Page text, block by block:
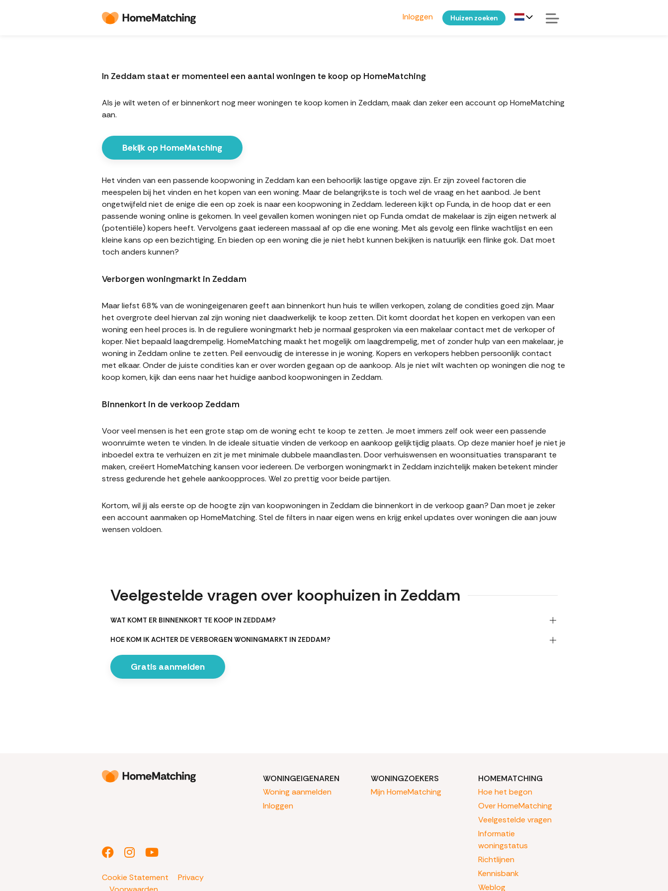
Inloggen Huizen zoeken
In Zeddam staat er momenteel een aantal woningen te koop op HomeMatching
Als je wilt weten of er binnenkort nog meer woningen te koop komen in Zeddam, maak dan zeker een account op HomeMatching
aan.
Bekijk op HomeMatching
Het vinden van een passende koopwoning in Zeddam kan een behoorlijk lastige opgave zijn. Er zijn zoveel factoren die
meespelen bij het vinden en het kopen van een woning. Maar de belangrijkste is toch wel de vraag en het aanbod. Je bent
ongetwijfeld niet de enige die een op zoek is naar een koopwoning in Zeddam. Iedereen kijkt op Funda, in de hoop dat er een
passende woning online is gekomen. In veel gevallen komen woningen niet op Funda omdat de makelaar is zijn eigen netwerk al
(potentiële) kopers heeft. Vervolgens gaat iedereen massaal af op die ene woning. Met als gevolg een flinke wachtlijst en een
kleine kans op een bezichtiging. En bieden op een woning die je niet hebt kunnen bekijken is natuurlijk een flinke gok. Dat moet
toch anders kunnen?
Verborgen woningmarkt in Zeddam
Maar liefst 68% van de woningeigenaren geeft aan binnenkort hun huis te willen verkopen, zolang de condities goed zijn. Maar
het overgrote deel hiervan zal zijn woning niet daadwerkelijk te koop zetten. Dit komt doordat het kopen en verkopen van een
woning een heel proces is. In de reguliere woningmarkt heb je normaal gesproken via een makelaar contact met de verkoper of
koper. Niet bepaald laagdrempelig. HomeMatching maakt het mogelijk om laagdrempelig, met of zonder hulp van een makelaar, je
woning in Zeddam online te zetten. Peil eenvoudig de interesse in je woning. Kopers en verkopers hebben persoonlijk contact
met elkaar. Onder de juiste condities kan er over worden gegaan op de aankoop. Als je niet wilt wachten op woningen die nog te
koop komen, kijk dan eens naar het huidige aanbod koopwoningen in Zeddam.
Binnenkort in de verkoop Zeddam
Voor veel mensen is het een grote stap om de woning echt te koop te zetten. Je moet immers zelf ook weer een passende
woonruimte weten te vinden. In de ideale situatie vinden de verkoop en aankoop gelijktijdig plaats. Op deze manier hoef je niet je
inboedel extra te verhuizen en zit je met minimale dubbele maandlasten. Door verhuiswensen en woonsituaties transparant te
maken, creëert HomeMatching kansen voor iedereen. De verborgen woningmarkt in Zeddam inzichtelijk maken betekent minder
stress gedurende het gehele aankoopproces. Wel zo prettig voor beide partijen.
Kortom, wil jij als eerste op de hoogte zijn van koopwoningen in Zeddam die binnenkort in de verkoop gaan? Dan moet je zeker
een account aanmaken op HomeMatching. Stel de filters in naar eigen wens en krijg enkel updates over woningen die aan jouw
wensen voldoen.
Veelgestelde vragen over koophuizen in Zeddam
WAT KOMT ER BINNENKORT TE KOOP IN ZEDDAM?
HOE KOM IK ACHTER DE VERBORGEN WONINGMARKT IN ZEDDAM?
Gratis aanmelden
Cookie Statement
Privacy
WONINGEIGENAREN
Woning aanmelden
Inloggen
WONINGZOEKERS
Mijn HomeMatching
HOMEMATCHING
Hoe het begon
Over HomeMatching
Veelgestelde vragen
Informatie
woningstatus
Richtlijnen
Kennisbank
Weblog